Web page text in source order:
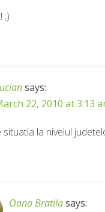
;)
says:
22, 2010 at 3:13
situatia la nivelul
Oana Bratilasays: